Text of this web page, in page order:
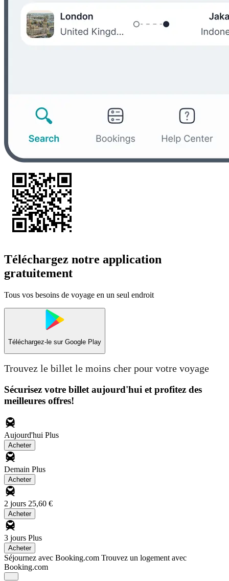
Téléchargez notre application
gratuitement
Tous vos besoins de voyage en un seul endroit
Téléchargez-le sur Google Play
Trouvez le billet le moins cher pour votre voyage
Sécurisez votre billet aujourd'hui et profitez des
meilleures offres!
Aujourd'hui Plus
Acheter
Demain Plus
Acheter
2 jours 25,60 €
Acheter
3 jours Plus
Acheter
Séjournez avec Booking.com Trouvez un logement avec
Booking.com